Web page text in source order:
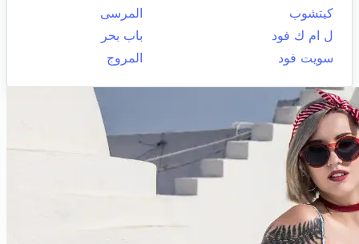
كيتشوب
المرسى
ل ام ك فود
باب بحر
سويت فود
المروج